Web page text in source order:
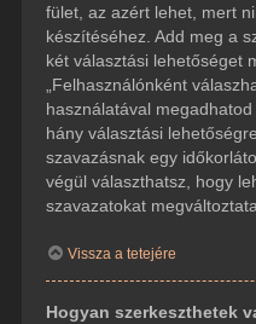
fület, az azért lehet, mert
készítéséhez. Add meg a
két választási lehetőséget
„Felhasználónként
használatával
hány választási
szavazásnak egy
végül választhatsz, hogy
szavazatokat
Vissza a tetejére
Hogyan szerkeszthetek